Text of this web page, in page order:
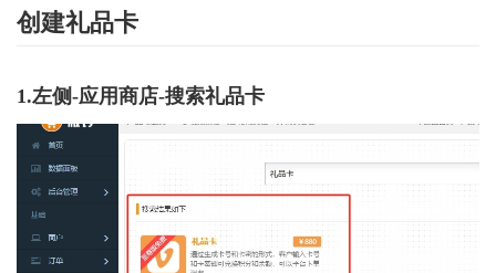
创建礼品卡
1.左侧-应用商店-搜索礼品卡